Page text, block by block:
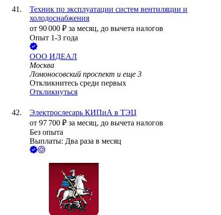
Техник по эксплуатации систем вентиляции и
холодоснабжения
от 90 000 ₽ за месяц, до вычета налогов
Опыт 1-3 года
ООО ИДЕАЛ
Москва
Ломоносовский проспект и еще 3
Откликнитесь среди первых
Откликнуться
Электрослесарь КИПиА в ТЭЦ
от 97 700 ₽ за месяц, до вычета налогов
Без опыта
Выплаты: Два раза в месяц